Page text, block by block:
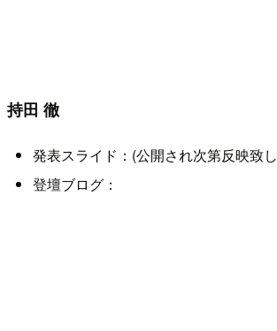
持田 徹
発表スライド：(公開され次第反映致
登壇ブログ：